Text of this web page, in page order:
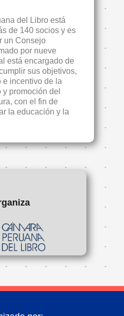
del Libro está
de 140 socios y es
un Consejo
por nueve
está encargado de
sus objetivos,
e incentivo de la
promoción del
con el fin de
la educación y la